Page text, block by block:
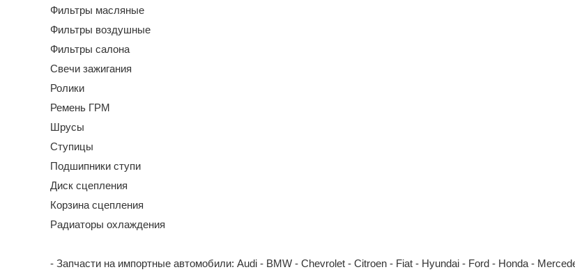
Фильтры масляные
Фильтры воздушные
Фильтры салона
Свечи зажигания
Ролики
Ремень ГРМ
Шрусы
Ступицы
Подшипники ступи
Диск сцепления
Корзина сцепления
Радиаторы охлаждения
- Запчасти на импортные автомобили: Audi - BMW - Chevrolet - Citroen - Fiat - Hyundai - Ford - Honda -